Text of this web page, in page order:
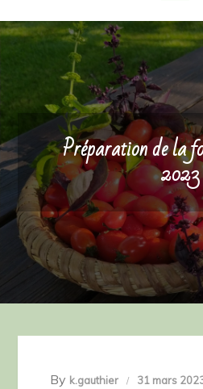
Préparation de la
2023
By k.gauthier 31 mars